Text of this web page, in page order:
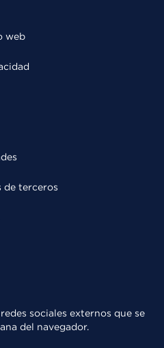
web
de terceros
sociales externos que se
del navegador.